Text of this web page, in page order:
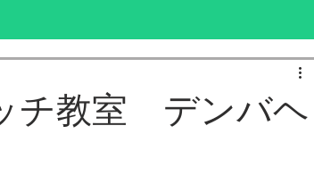
チ教室 デンバヘ